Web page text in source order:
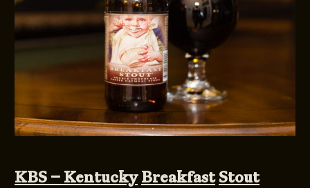
KBS – Kentucky Breakfast Stout